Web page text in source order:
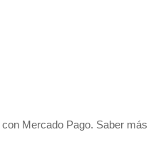
con Mercado Pago. Saber más